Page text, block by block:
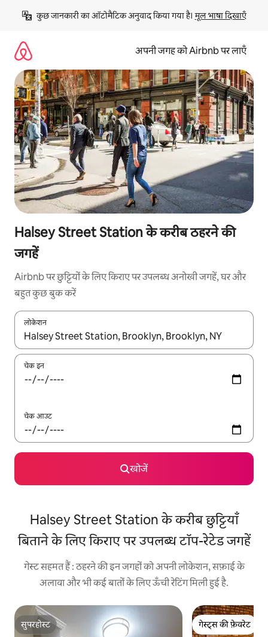
छोड़कर
कॉन्टेंट
कुछ जानकारी का ऑटोमैटिक अनुवाद किया गया है। मूल भाषा दिखाएँ
अपनी जगह को Airbnb पर लाएँ
Halsey Street Station के करीब ठहरने की
जगहें
Airbnb पर छुट्टियों के लिए किराए पर उपलब्ध अनोखी जगहें, घर और
बहुत कुछ बुक करें
लोकेशन
नतीजों के उपलब्ध होने पर, अप और डाउन 'ऐरो की' का इस्तेमाल करके नेविगेट
चेक इन
चेक आउट
खोजें
Halsey Street Station के करीब छुट्टियाँ
बिताने के लिए किराए पर उपलब्ध टॉप-रेटेड जगहें
गेस्ट सहमत हैं : ठहरने की इन जगहों को अपनी लोकेशन, सफ़ाई के
अलावा और भी कई बातों के लिए ऊँची रेटिंग मिली हुई है.
सुपरहोस्ट
सुपरहोस्ट
गेस्ट्स की फ़ेवरेट
गेस्ट्स की फ़ेवरेट